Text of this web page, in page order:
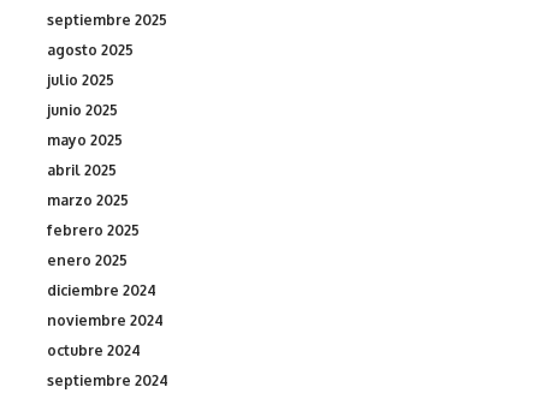
septiembre 2025
agosto 2025
julio 2025
junio 2025
mayo 2025
abril 2025
marzo 2025
febrero 2025
enero 2025
diciembre 2024
noviembre 2024
octubre 2024
septiembre 2024